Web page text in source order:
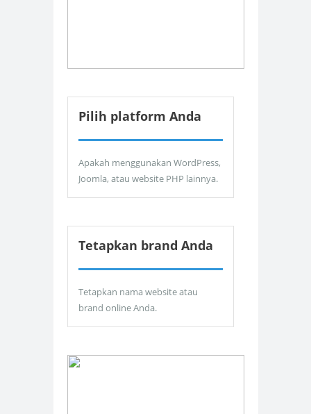
Pilih platform Anda
Apakah menggunakan WordPress,
Joomla, atau website PHP lainnya.
Tetapkan brand Anda
Tetapkan nama website atau
brand online Anda.